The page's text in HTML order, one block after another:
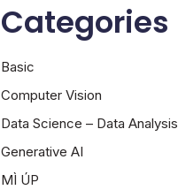
Categories
Basic
Computer Vision
Data Science – Data Analysis
Generative AI
MÌ ÚP